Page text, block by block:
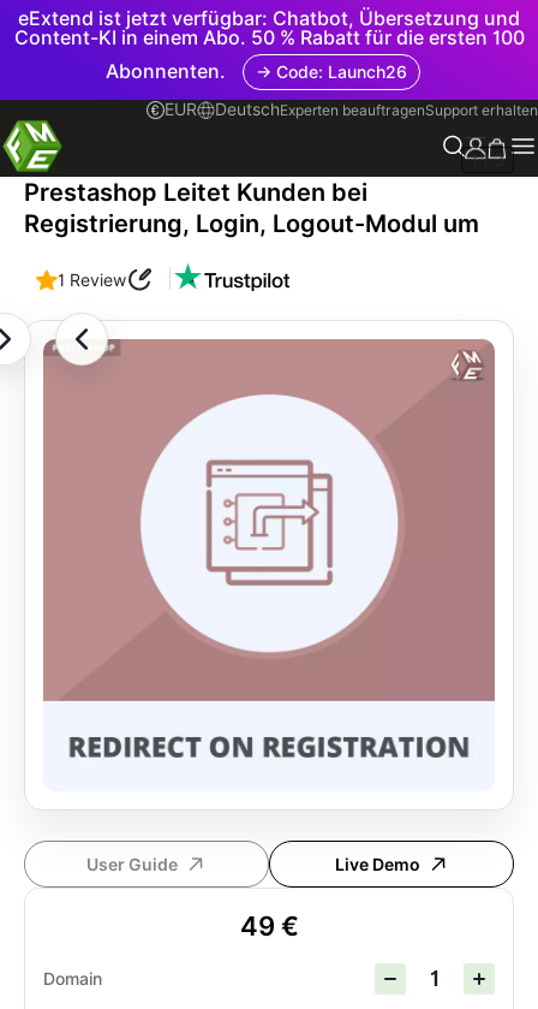
eExtend ist jetzt verfügbar: Chatbot, Übersetzung und
Content-KI in einem Abo. 50 % Rabatt für die ersten 100
Abonnenten.
→ Code: Launch26
EUR
DeutschExperten beauftragenSupport erhalten
User Guide Live Demo
1.1.3
Prestashop Leitet Kunden bei
Registrierung, Login, Logout-Modul um
1 Review
49 €
Domain